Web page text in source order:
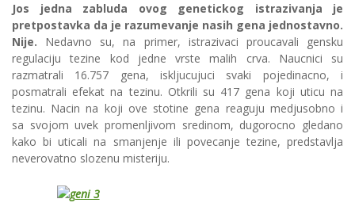
Jos jedna zabluda ovog genetickog istrazivanja je
pretpostavka da je razumevanje nasih gena jednostavno.
Nije. Nedavno su, na primer, istrazivaci proucavali gensku
regulaciju tezine kod jedne vrste malih crva. Naucnici su
razmatrali 16.757 gena, iskljucujuci svaki pojedinacno, i
posmatrali efekat na tezinu. Otkrili su 417 gena koji uticu na
tezinu. Nacin na koji ove stotine gena reaguju medjusobno i
sa svojom uvek promenljivom sredinom, dugorocno gledano
kako bi uticali na smanjenje ili povecanje tezine, predstavlja
neverovatno slozenu misteriju.